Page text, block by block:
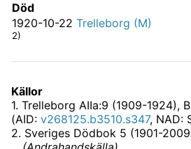
Död
1920-10-22 Trelleborg (M)
2)
Källor
1. Trelleborg AIIa:9 (1909-1924),
(AID: v268125.b3510.s347, NAD:
2. Sveriges Dödbok 5 (1901-